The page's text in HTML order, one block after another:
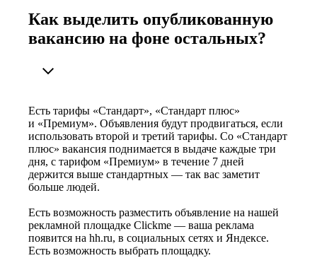
Как выделить опубликованную
вакансию на фоне остальных?
Есть тарифы «Стандарт», «Стандарт плюс»
и «Премиум». Объявления будут продвигаться, если
использовать второй и третий тарифы. Со «Стандарт
плюс» вакансия поднимается в выдаче каждые три
дня, с тарифом «Премиум» в течение 7 дней
держится выше стандартных — так вас заметит
больше людей.
Есть возможность разместить объявление на нашей
рекламной площадке Clickme — ваша реклама
появится на hh.ru, в социальных сетях и Яндексе.
Есть возможность выбрать площадку.